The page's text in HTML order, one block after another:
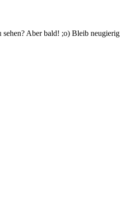
Aber bald! ;o) Bleib neugierig